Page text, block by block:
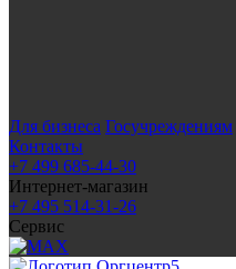
Для бизнеса Госучреждениям
Контакты
+7 499 685-44-30
Интернет-магазин
+7 495 514-31-26
Сервис